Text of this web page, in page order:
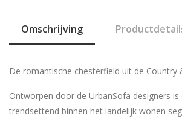
Omschrijving
De romantische chesterfield uit de Country
Ontworpen door de UrbanSofa designers
trendsettend binnen het landelijk wonen